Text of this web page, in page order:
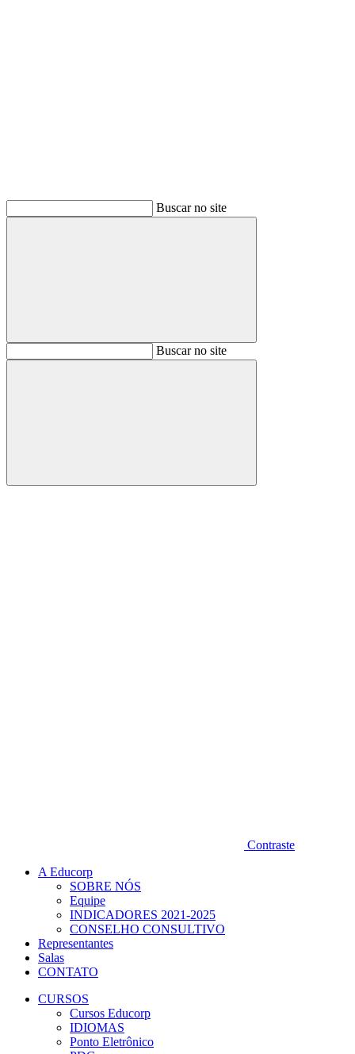
Buscar no site
BuscarBuscar no site
Buscar
Contraste
A Educorp
SOBRE NÓS
Equipe
INDICADORES 2021-2025
CONSELHO CONSULTIVO
Representantes
Salas
CONTATO
CURSOS
Cursos Educorp
IDIOMAS
Ponto Eletrônico